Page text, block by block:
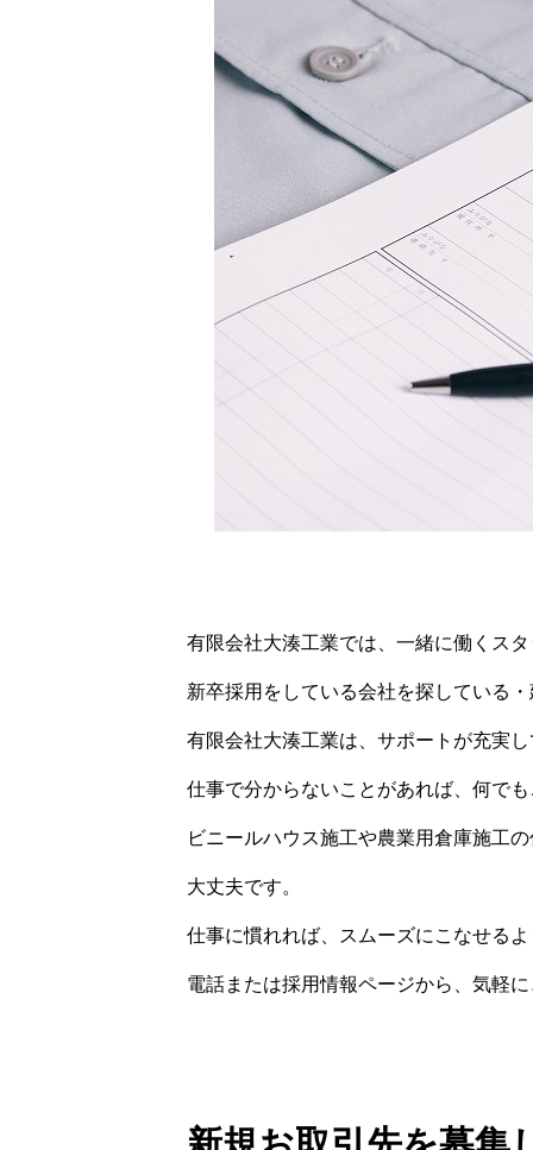
有限会社大湊工業では、一緒に働くス
新卒採用をしている会社を探している
有限会社大湊工業は、サポートが充実
仕事で分からないことがあれば、何で
ビニールハウス施工や農業用倉庫施工
大丈夫です。
仕事に慣れれば、スムーズにこなせる
電話または採用情報ページから、気軽に